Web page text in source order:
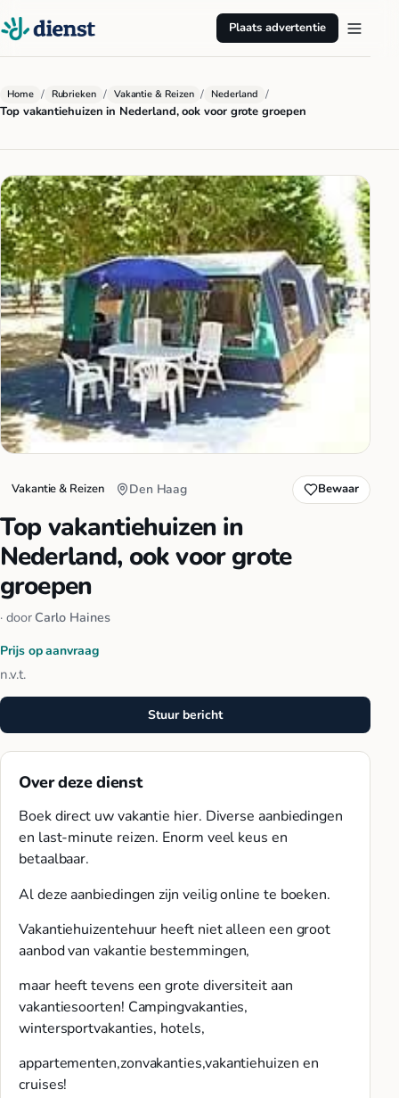
Plaats advertentie
Home / Rubrieken / Vakantie & Reizen / Nederland /
Top vakantiehuizen in Nederland, ook voor grote groepen
Vakantie & Reizen Den Haag Bewaar
Top vakantiehuizen in
Nederland, ook voor grote
groepen
· door Carlo Haines
Prijs op aanvraag
n.v.t.
Stuur bericht
Over deze dienst
Boek direct uw vakantie hier. Diverse aanbiedingen
en last-minute reizen. Enorm veel keus en
betaalbaar.
Al deze aanbiedingen zijn veilig online te boeken.
Vakantiehuizentehuur heeft niet alleen een groot
aanbod van vakantie bestemmingen,
maar heeft tevens een grote diversiteit aan
vakantiesoorten! Campingvakanties,
wintersportvakanties, hotels,
appartementen,zonvakanties,vakantiehuizen en
cruises!